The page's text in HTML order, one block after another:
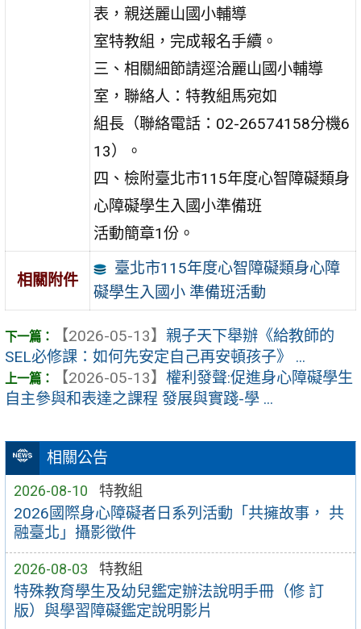
相關公告
2026-08-10 特教組
2026國際身心障礙者日系列活動「共擁故事， 共
融臺北」攝影徵件
2026-08-03 特教組
特殊教育學生及幼兒鑑定辦法說明手冊（修 訂
版）與學習障礙鑑定說明影片
表，親送麗山國小輔導
室特教組，完成報名手續。
三、相關細節請逕洽麗山國小輔導
室，聯絡人：特教組馬宛如
組長（聯絡電話：02-26574158分機6
13）。
四、檢附臺北市115年度心智障礙類身
心障礙學生入國小準備班
活動簡章1份。
相關附件
臺北市115年度心智障礙類身心障
礙學生入國小 準備班活動
【2026-05-13】 親子天下舉辦《給教師的
SEL必修課：如何先安定自己再安頓孩子》 ...
【2026-05-13】 權利發聲:促進身心障礙學生
自主參與和表達之課程 發展與實踐-學 ...